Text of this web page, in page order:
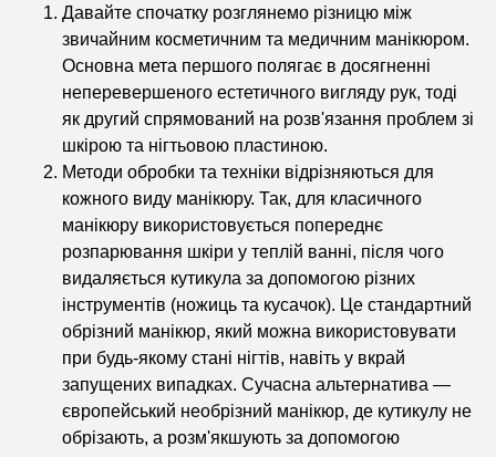
Давайте спочатку розглянемо різницю між
звичайним косметичним та медичним манікюром.
Основна мета першого полягає в досягненні
неперевершеного естетичного вигляду рук, тоді
як другий спрямований на розв'язання проблем зі
шкірою та нігтьовою пластиною.
Методи обробки та техніки відрізняються для
кожного виду манікюру. Так, для класичного
манікюру використовується попереднє
розпарювання шкіри у теплій ванні, після чого
видаляється кутикула за допомогою різних
інструментів (ножиць та кусачок). Це стандартний
обрізний манікюр, який можна використовувати
при будь-якому стані нігтів, навіть у вкрай
запущених випадках. Сучасна альтернатива —
європейський необрізний манікюр, де кутикулу не
обрізають, а розм'якшують за допомогою